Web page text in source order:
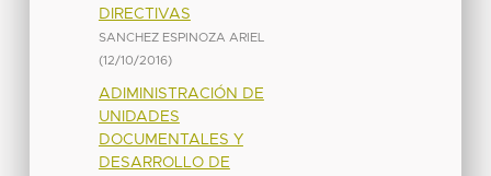
DIRECTIVAS
SANCHEZ ESPINOZA ARIEL
(12/10/2016)
ADIMINISTRACIÓN DE
UNIDADES
DOCUMENTALES Y
DESARROLLO DE